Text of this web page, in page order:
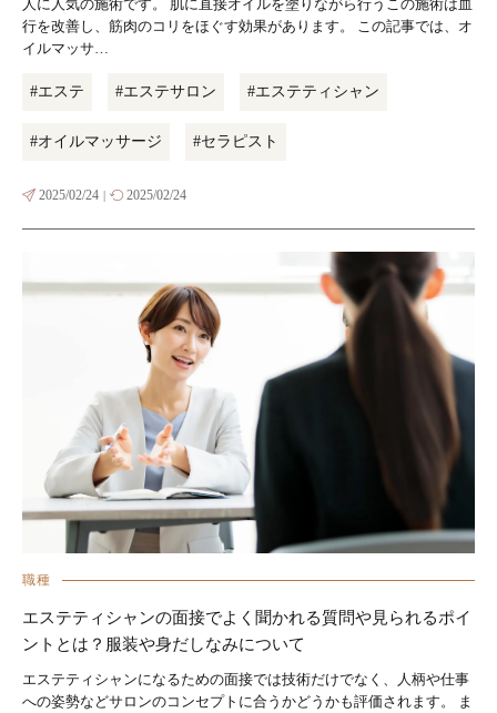
人に人気の施術です。 肌に直接オイルを塗りながら行うこの施術は血
行を改善し、筋肉のコリをほぐす効果があります。 この記事では、オ
イルマッサ…
#エステ #エステサロン #エステティシャン
#オイルマッサージ #セラピスト
2025/02/24 | 2025/02/24
職種
エステティシャンの面接でよく聞かれる質問や見られるポイ
ントとは？服装や身だしなみについて
エステティシャンになるための面接では技術だけでなく、人柄や仕事
への姿勢などサロンのコンセプトに合うかどうかも評価されます。 ま